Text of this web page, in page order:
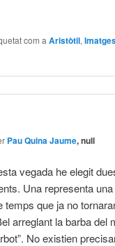
com a Aristòtil,
Pau Quina Jaume, null
vegada he elegit
Una representa
temps que ja no
arreglant la barba del
No existien